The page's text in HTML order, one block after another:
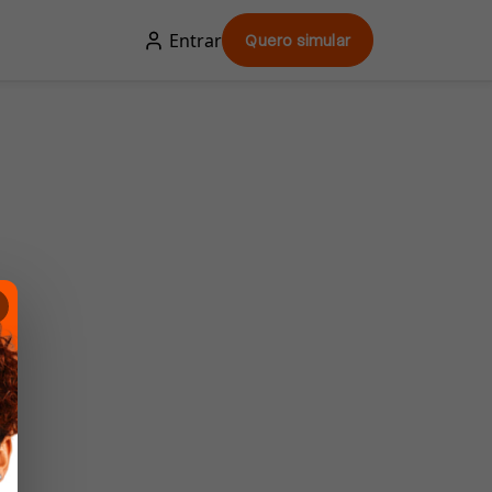
Entrar Quero simular